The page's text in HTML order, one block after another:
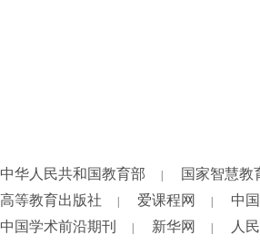
中华人民共和国教育部 国家智慧教
高等教育出版社 爱课程网 中
中国学术前沿期刊 新华网 人